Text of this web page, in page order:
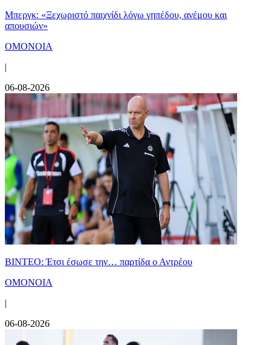
Μπεργκ: «Ξεχωριστό παιχνίδι λόγω γηπέδου, ανέμου και
απουσιών»
ΟΜΟΝΟΙΑ
|
06-08-2026
ΒΙΝΤΕΟ: Έτσι έσωσε την… παρτίδα ο Αντρέου
ΟΜΟΝΟΙΑ
|
06-08-2026